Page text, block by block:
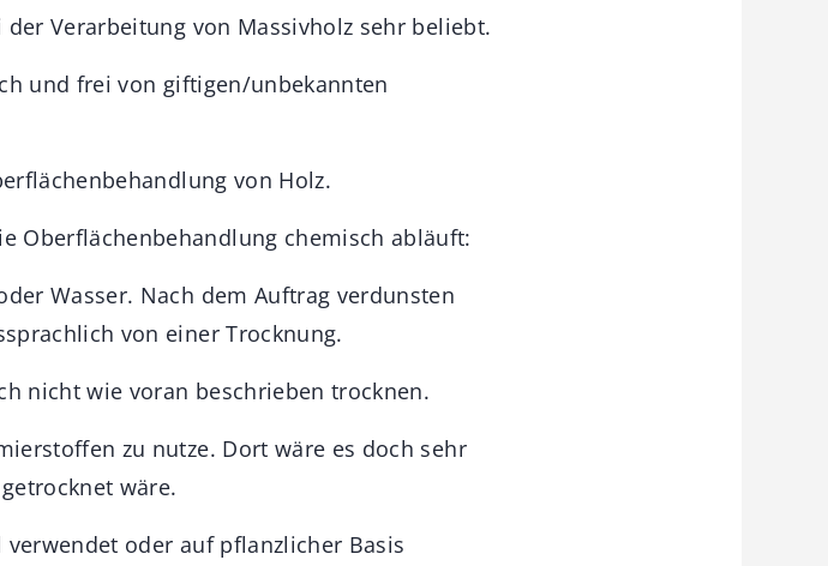
Verarbeitung von Massivholz sehr beliebt.
und frei von giftigen/unbekannten
von Holz.
Oberflächenbehandlung chemisch abläuft:
Wasser. Nach dem Auftrag verdunsten
von einer Trocknung.
nicht wie voran beschrieben trocknen.
zu nutze. Dort wäre es doch sehr
wäre.
oder auf pflanzlicher Basis